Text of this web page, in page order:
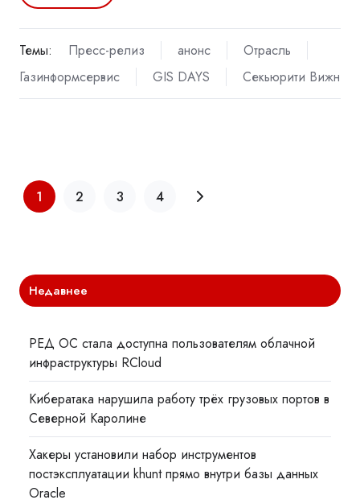
Темы: Пресс-релиз анонс
Отрасль
Газинформсервис
GIS DAYS Секьюрити Вижн
1 2 3 4
Недавнее
РЕД ОС стала доступна пользователям облачной
инфраструктуры RCloud
Кибератака нарушила работу трёх грузовых портов в
Северной Каролине
Хакеры установили набор инструментов
постэксплуатации khunt прямо внутри базы данных
Oracle